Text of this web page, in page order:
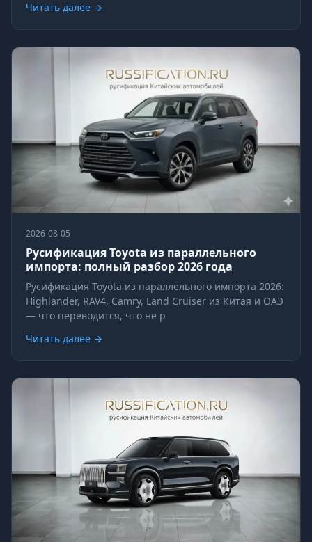
Читать далее →
2026-08-05
Русификация Toyota из параллельного
импорта: полный разбор 2026 года
Русификация Toyota из параллельного импорта 2026:
Highlander, RAV4, Camry, Land Cruiser из Китая и ОАЭ
— что переводится, что не р
Читать далее →